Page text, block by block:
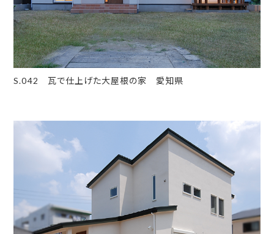
S.042 瓦で仕上げた大屋根の家 愛知県